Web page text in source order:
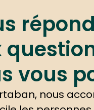
vous
nous